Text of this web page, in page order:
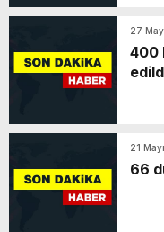
27
400
21
66